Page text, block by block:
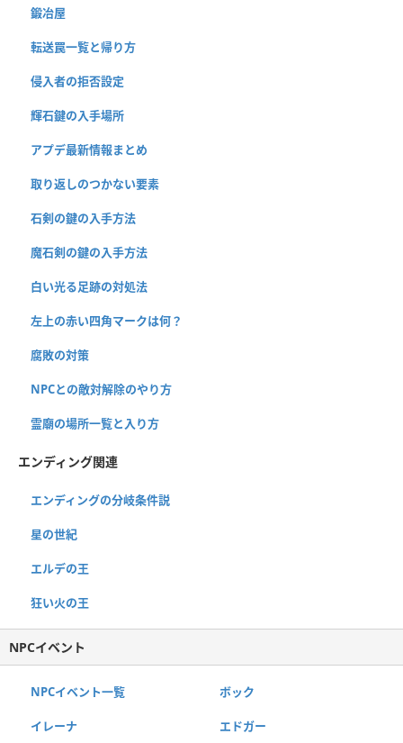
鍛冶屋
転送罠一覧と帰り方
侵入者の拒否設定
輝石鍵の入手場所
アプデ最新情報まとめ
取り返しのつかない要素
石剣の鍵の入手方法
魔石剣の鍵の入手方法
白い光る足跡の対処法
左上の赤い四角マークは何？
腐敗の対策
NPCとの敵対解除のやり方
霊廟の場所一覧と入り方
エンディング関連
エンディングの分岐条件説
星の世紀
エルデの王
狂い火の王
NPCイベント
NPCイベント一覧 ボック
イレーナ エドガー